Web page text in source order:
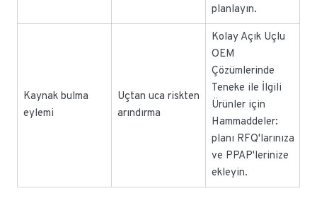
planlayın.
Kaynak bulma
eylemi
Uçtan uca riskten
arındırma
Kolay Açık Uçlu
OEM
Çözümlerinde
Teneke ile İlgili
Ürünler için
Hammaddeler:
planı RFQ'larınıza
ve PPAP'lerinize
ekleyin.